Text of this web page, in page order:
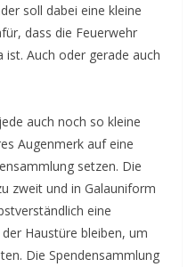
soll dabei eine kleine
dass die Feuerwehr
Auch oder gerade auch
auch noch so kleine
Augenmerk auf eine
setzen. Die
zweit und in Galauniform
eine
Haustüre bleiben, um
Die Spendensammlung